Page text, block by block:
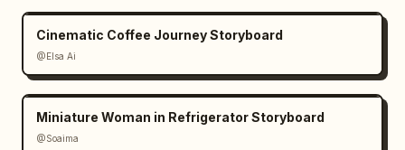
Cinematic Coffee Journey Storyboard
@Elsa Ai
Miniature Woman in Refrigerator Storyboard
@Soaima